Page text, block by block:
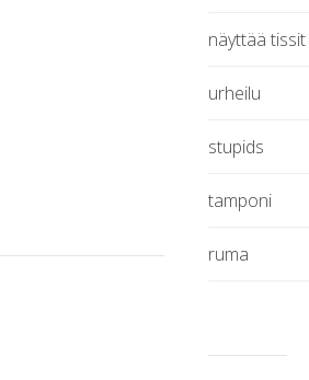
näyttää tissit
urheilu
stupids
tamponi
ruma